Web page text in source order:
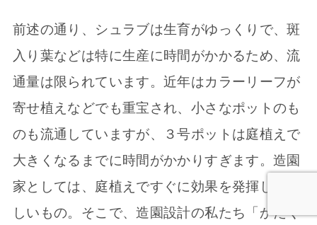
前述の通り、シュラブは生育がゆっくりで、斑
入り葉などは特に生産に時間がかかるため、流
通量は限られています。近年はカラーリーフが
寄せ植えなどでも重宝され、小さなポットのも
のも流通していますが、３号ポットは庭植えで
大きくなるまでに時間がかかりすぎます。造園
家としては、庭植えですぐに効果を発揮して欲
しいもの。そこで、造園設計の私たち「かたく